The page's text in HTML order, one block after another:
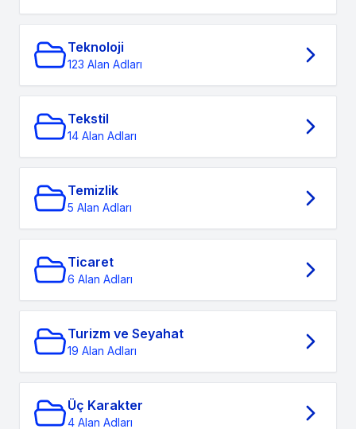
Teknoloji
123 Alan Adları
Tekstil
14 Alan Adları
Temizlik
5 Alan Adları
Ticaret
6 Alan Adları
Turizm ve Seyahat
19 Alan Adları
Üç Karakter
4 Alan Adları